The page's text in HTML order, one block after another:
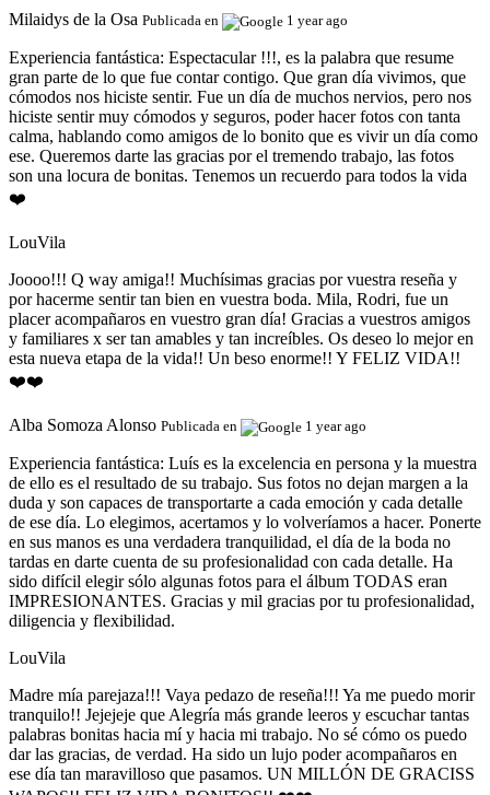
Milaidys de la Osa Publicada en 1 year ago
Experiencia fantástica: Espectacular !!!, es la palabra que resume
gran parte de lo que fue contar contigo. Que gran día vivimos, que
cómodos nos hiciste sentir. Fue un día de muchos nervios, pero nos
hiciste sentir muy cómodos y seguros, poder hacer fotos con tanta
calma, hablando como amigos de lo bonito que es vivir un día como
ese. Queremos darte las gracias por el tremendo trabajo, las fotos
son una locura de bonitas. Tenemos un recuerdo para todos la vida
❤️
LouVila
Joooo!!! Q way amiga!! Muchísimas gracias por vuestra reseña y
por hacerme sentir tan bien en vuestra boda. Mila, Rodri, fue un
placer acompañaros en vuestro gran día! Gracias a vuestros amigos
y familiares x ser tan amables y tan increíbles. Os deseo lo mejor en
esta nueva etapa de la vida!! Un beso enorme!! Y FELIZ VIDA!!
❤️❤️
Alba Somoza Alonso Publicada en 1 year ago
Experiencia fantástica: Luís es la excelencia en persona y la muestra
de ello es el resultado de su trabajo. Sus fotos no dejan margen a la
duda y son capaces de transportarte a cada emoción y cada detalle
de ese día. Lo elegimos, acertamos y lo volveríamos a hacer. Ponerte
en sus manos es una verdadera tranquilidad, el día de la boda no
tardas en darte cuenta de su profesionalidad con cada detalle. Ha
sido difícil elegir sólo algunas fotos para el álbum TODAS eran
IMPRESIONANTES. Gracias y mil gracias por tu profesionalidad,
diligencia y flexibilidad.
LouVila
Madre mía parejaza!!! Vaya pedazo de reseña!!! Ya me puedo morir
tranquilo!! Jejejeje que Alegría más grande leeros y escuchar tantas
palabras bonitas hacia mí y hacia mi trabajo. No sé cómo os puedo
dar las gracias, de verdad. Ha sido un lujo poder acompañaros en
ese día tan maravilloso que pasamos. UN MILLÓN DE GRACISS